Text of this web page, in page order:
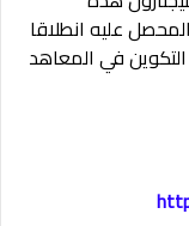
عليه انطلاقا
في المعاهد